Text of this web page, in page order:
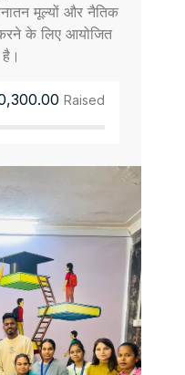
मूल्यों और नैतिक
के लिए आयोजित
Raised